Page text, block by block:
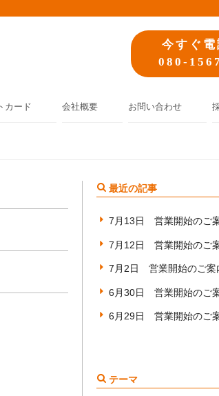
今すぐ電
080-
カード 会社概要 お問い合わせ
最近の記事
7月13日 営業開始のご
7月12日 営業開始のご
7月2日 営業開始のご案
6月30日 営業開始のご
6月29日 営業開始のご
テーマ